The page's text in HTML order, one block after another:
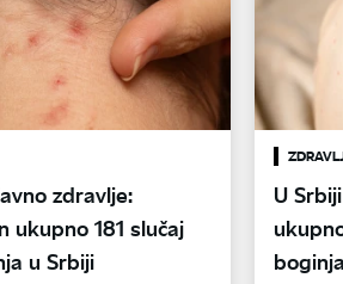
zdravlje:
ukupno 181 slučaj
u Srbiji
U
boginja